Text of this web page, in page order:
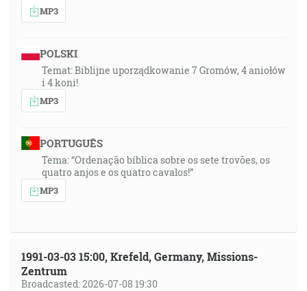
MP3
POLSKI
Temat: Biblijne uporządkowanie 7 Gromów, 4 aniołów
i 4 koni!
MP3
PORTUGUÊS
Tema: “Ordenação bíblica sobre os sete trovões, os
quatro anjos e os quatro cavalos!”
MP3
1991-03-03 15:00, Krefeld, Germany, Missions-
Zentrum
Broadcasted: 2026-07-08 19:30